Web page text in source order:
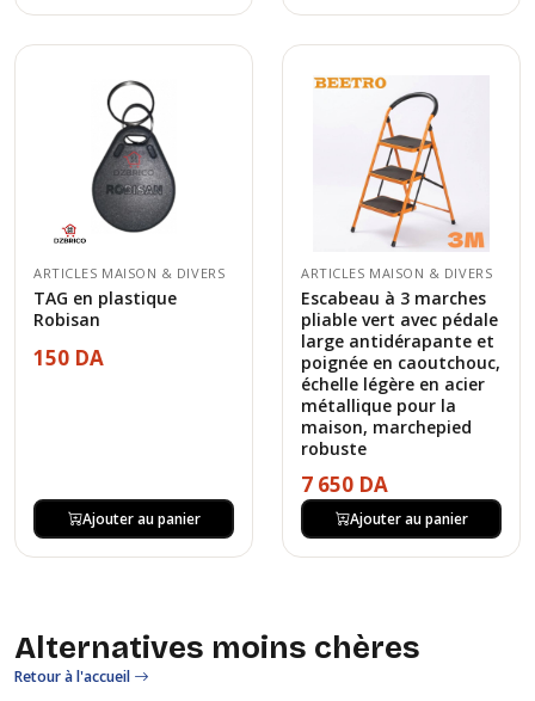
ARTICLES MAISON & DIVERS
TAG en plastique
Robisan
150 DA
Ajouter au panier
ARTICLES MAISON & DIVERS
Escabeau à 3 marches
pliable vert avec pédale
large antidérapante et
poignée en caoutchouc,
échelle légère en acier
métallique pour la
maison, marchepied
robuste
7 650 DA
Ajouter au panier
Alternatives moins chères
Retour à l'accueil